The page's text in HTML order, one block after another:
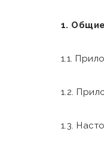
1.
1.1.
1.2.
1.3.